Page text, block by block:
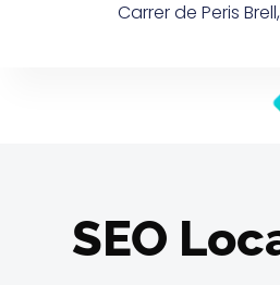
Carrer de Peris
SEO